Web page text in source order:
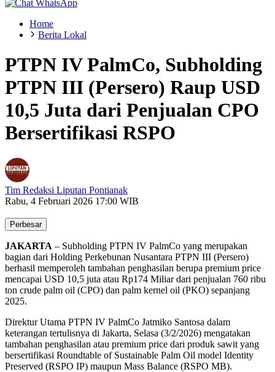
Home
Berita Lokal
PTPN IV PalmCo, Subholding
PTPN III (Persero) Raup USD
10,5 Juta dari Penjualan CPO
Bersertifikasi RSPO
Tim Redaksi Liputan Pontianak
Rabu, 4 Februari 2026 17:00 WIB
Perbesar
JAKARTA – Subholding PTPN IV PalmCo yang merupakan
bagian dari Holding Perkebunan Nusantara PTPN III (Persero)
berhasil memperoleh tambahan penghasilan berupa premium price
mencapai USD 10,5 juta atau Rp174 Miliar dari penjualan 760 ribu
ton crude palm oil (CPO) dan palm kernel oil (PKO) sepanjang
2025.
Direktur Utama PTPN IV PalmCo Jatmiko Santosa dalam
keterangan tertulisnya di Jakarta, Selasa (3/2/2026) mengatakan
tambahan penghasilan atau premium price dari produk sawit yang
bersertifikasi Roundtable of Sustainable Palm Oil model Identity
Preserved (RSPO IP) maupun Mass Balance (RSPO MB).